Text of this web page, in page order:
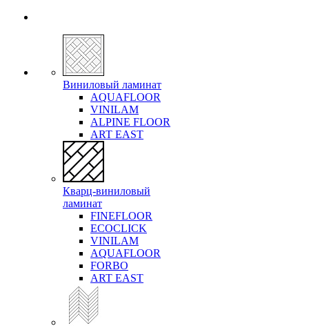
Виниловый ламинат
AQUAFLOOR
VINILAM
ALPINE FLOOR
ART EAST
Кварц-виниловый
ламинат
FINEFLOOR
ECOCLICK
VINILAM
AQUAFLOOR
FORBO
ART EAST